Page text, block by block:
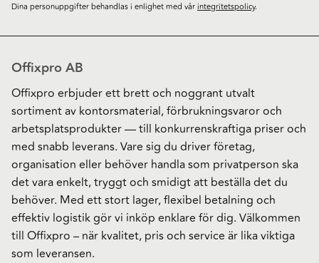
Dina personuppgifter behandlas i enlighet med vårintegritetspolicy.
Offixpro AB
Offixpro erbjuder ett brett och noggrant utvalt
sortiment av kontorsmaterial, förbrukningsvaror och
arbetsplatsprodukter — till konkurrenskraftiga priser och
med snabb leverans. Vare sig du driver företag,
organisation eller behöver handla som privatperson ska
det vara enkelt, tryggt och smidigt att beställa det du
behöver. Med ett stort lager, flexibel betalning och
effektiv logistik gör vi inköp enklare för dig. Välkommen
till Offixpro – när kvalitet, pris och service är lika viktiga
som leveransen.